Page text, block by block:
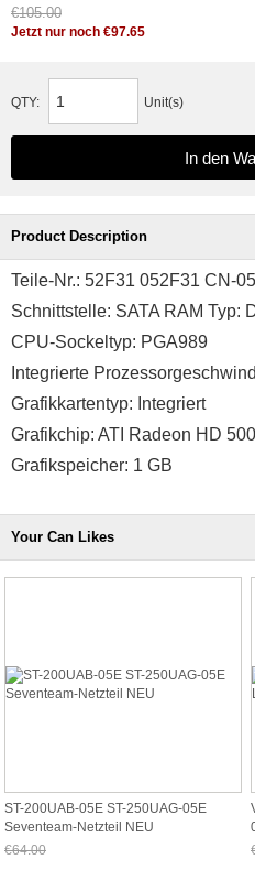
€105.00
Jetzt nur noch €97.65
QTY: Unit(s)
Product Description
Teile-Nr.: 52F31 052F31 CN-
Schnittstelle: SATA RAM Typ:
CPU-Sockeltyp: PGA989
Integrierte
Grafikkartentyp: Integriert
Grafikchip: ATI Radeon HD
Grafikspeicher: 1 GB
Your Can Likes
ST-200UAB-05E ST-250UAG-05E
Seventeam-Netzteil NEU
€64.00